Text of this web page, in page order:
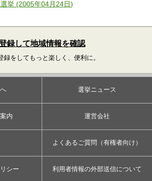
挙 (2005年04月24日)
録して地域情報を確認
録をしてもっと楽しく、便利に。
選挙ニュース
内 運営会社
よくあるご質問（有権者向け）
シー 利用者情報の外部送信について